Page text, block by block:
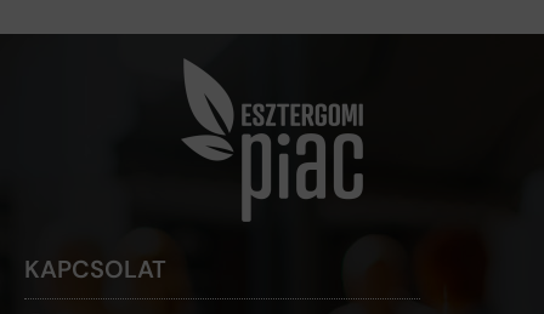
KAPCSOLAT